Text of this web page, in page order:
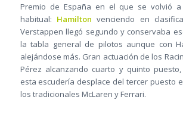
Premio de España en el que se volvió a
habitual: Hamilton venciendo en
Verstappen llegó segundo y conservaba
la tabla general de pilotos aunque con
alejándose más. Gran actuación de los
Pérez alcanzando cuarto y quinto
esta escudería desplace del tercer puesto
los tradicionales McLaren y Ferrari.